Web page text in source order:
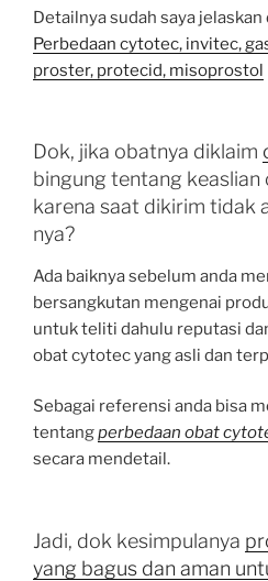
Detailnya sudah saya
Perbedaan cytotec, invitec,
proster, protecid, misoprostol
Dok, jika obatnya diklaim
bingung tentang
karena saat dikirim tidak
nya?
Ada baiknya sebelum anda
bersangkutan mengenai
untuk teliti dahulu reputasi
obat cytotec yang asli dan
Sebagai referensi anda bisa
tentangperbedaan obat
secara mendetail.
Jadi, dok kesimpulanya
yang bagus dan aman